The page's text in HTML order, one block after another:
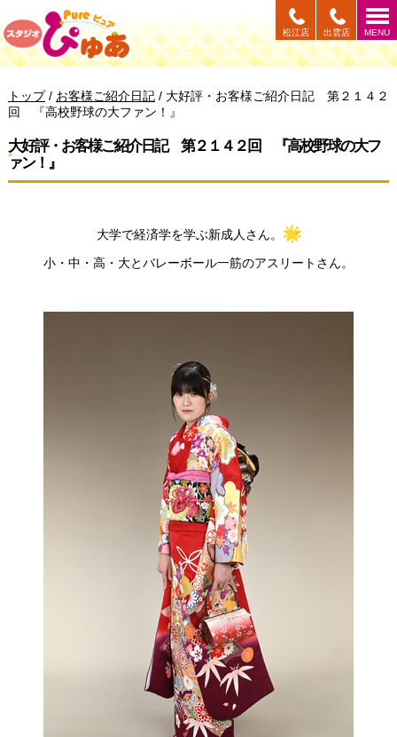
このページの本文へ
MENU
出雲店
松江店
現
在
位
置：
トップ/ お客様ご紹介日記/ 大好評・お客様ご紹介日記 第２１４２
回 『高校野球の大ファン！』
大好評・お客様ご紹介日記 第２１４２回 『高校野球の大フ
ァン！』
大学で経済学を学ぶ新成人さん。
小・中・高・大とバレーボール一筋のアスリートさん。